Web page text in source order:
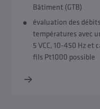
Bâtiment (GTB)
évaluation des
températures avec
5 VCC, 10-450 Hz et
fils Pt1000 possible